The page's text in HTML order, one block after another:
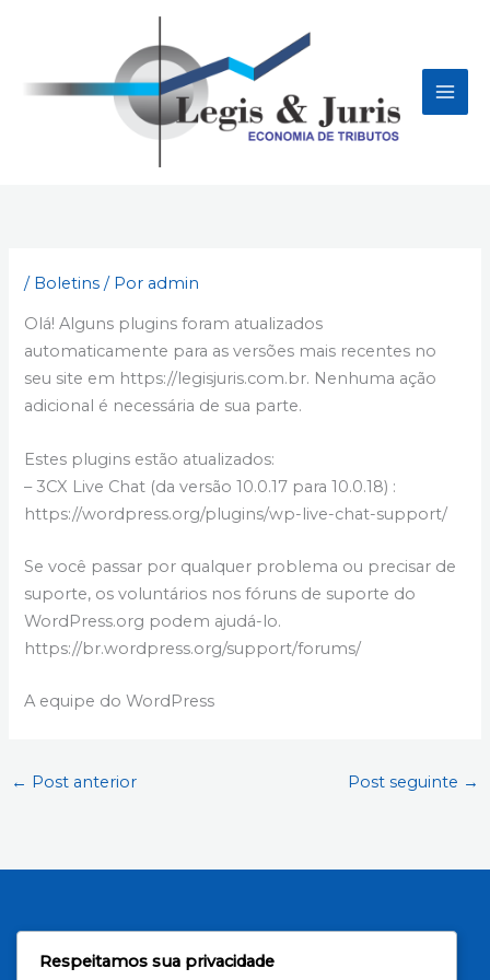
conteúdo
/ Boletins / Por admin
Olá! Alguns plugins foram atualizados
automaticamente para as versões mais recentes no
seu site em https://legisjuris.com.br. Nenhuma ação
adicional é necessária de sua parte.
Estes plugins estão atualizados:
– 3CX Live Chat (da versão 10.0.17 para 10.0.18) :
https://wordpress.org/plugins/wp-live-chat-support/
Se você passar por qualquer problema ou precisar de
suporte, os voluntários nos fóruns de suporte do
WordPress.org podem ajudá-lo.
https://br.wordpress.org/support/forums/
A equipe do WordPress
← Post anterior Post seguinte →
Respeitamos sua privacidade